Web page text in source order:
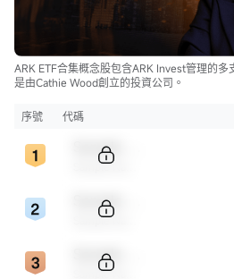
ARK ETF合集概念股包含ARK Invest管理的
是由Cathie Wood創立的投資公司。
序號 代碼